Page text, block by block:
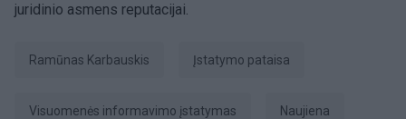
juridinio asmens reputacijai.
Ramūnas Karbauskis įstatymo pataisa
Visuomenės informavimo įstatymas naujiena